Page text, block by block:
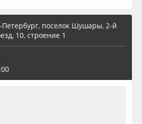
Петербург, поселок Шушары, 2-й
10, строение 1